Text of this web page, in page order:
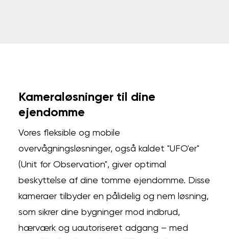
Kameraløsninger til dine
ejendomme
Vores fleksible og mobile
overvågningsløsninger, også kaldet "UFO'er"
(Unit for Observation", giver optimal
beskyttelse af dine tomme ejendomme. Disse
kameraer tilbyder en pålidelig og nem løsning,
som sikrer dine bygninger mod indbrud,
hærværk og uautoriseret adgang – med